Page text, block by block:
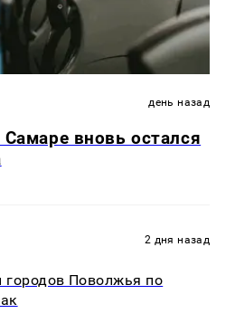
день назад
вновь остался
2 дня назад
Поволжья по